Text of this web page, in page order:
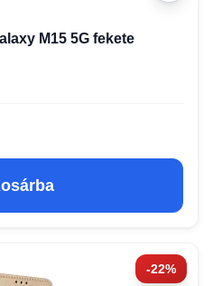
M15 5G fekete
-22%